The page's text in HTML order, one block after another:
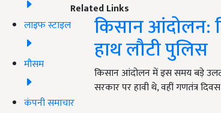
लाइफ स्टाइल
मौसम
कंपनी समाचार
Related Links
किसान
हाथ लौटी पुलिस
किसान आंदोलन में इस समय बड़े
सरकार पर हावी थे, वहीं गणतंत्र